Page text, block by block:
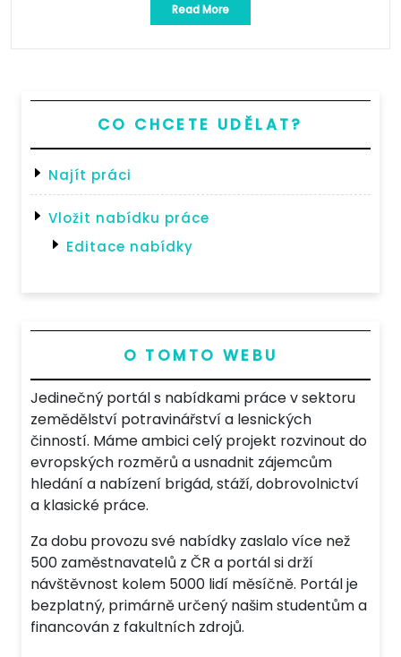
Read More„ZOOTECHNIK
/
50.000,-)“
CO CHCETE UDĚLAT?
Najít práci
Vložit nabídku práce
Editace nabídky
O TOMTO WEBU
Jedinečný portál s nabídkami práce v sektoru
zemědělství potravinářství a lesnických
činností. Máme ambici celý projekt rozvinout do
evropských rozměrů a usnadnit zájemcům
hledání a nabízení brigád, stáží, dobrovolnictví
a klasické práce.
Za dobu provozu své nabídky zaslalo více než
500 zaměstnavatelů z ČR a portál si drží
návštěvnost kolem 5000 lidí měsíčně. Portál je
bezplatný, primárně určený našim studentům a
financován z fakultních zdrojů.